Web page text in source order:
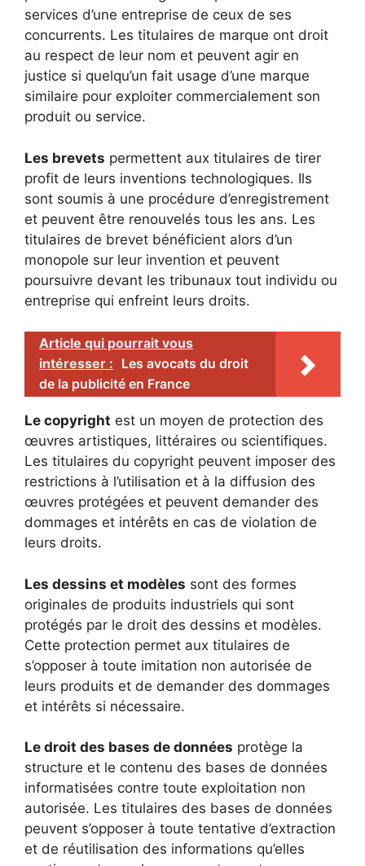
services d’une entreprise de ceux de ses
concurrents. Les titulaires de marque ont droit
au respect de leur nom et peuvent agir en
justice si quelqu’un fait usage d’une marque
similaire pour exploiter commercialement son
produit ou service.
Les brevets permettent aux titulaires de tirer
profit de leurs inventions technologiques. Ils
sont soumis à une procédure d’enregistrement
et peuvent être renouvelés tous les ans. Les
titulaires de brevet bénéficient alors d’un
monopole sur leur invention et peuvent
poursuivre devant les tribunaux tout individu ou
entreprise qui enfreint leurs droits.
Article qui pourrait vous
intéresser : Les avocats du droit
de la publicité en France
Le copyright est un moyen de protection des
œuvres artistiques, littéraires ou scientifiques.
Les titulaires du copyright peuvent imposer des
restrictions à l’utilisation et à la diffusion des
œuvres protégées et peuvent demander des
dommages et intérêts en cas de violation de
leurs droits.
Les dessins et modèles sont des formes
originales de produits industriels qui sont
protégés par le droit des dessins et modèles.
Cette protection permet aux titulaires de
s’opposer à toute imitation non autorisée de
leurs produits et de demander des dommages
et intérêts si nécessaire.
Le droit des bases de données protège la
structure et le contenu des bases de données
informatisées contre toute exploitation non
autorisée. Les titulaires des bases de données
peuvent s’opposer à toute tentative d’extraction
et de réutilisation des informations qu’elles